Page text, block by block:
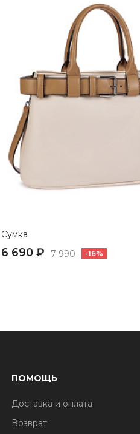
Сумка
6 690 ₽ 7 990 -16%
ПОМОЩЬ
Доставка и оплата
Возврат